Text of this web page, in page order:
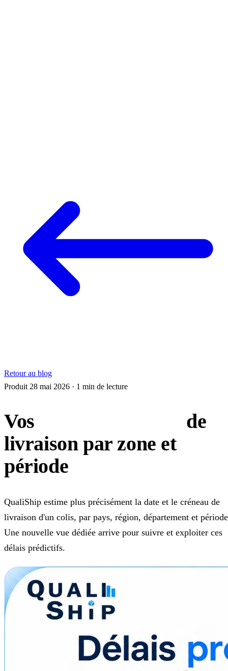
Retour au blog
Produit 28 mai 2026 · 1 min de lecture
Vos
de
livraison par zone et
période
QualiShip estime plus précisément la date et le créneau de
livraison d'un colis, par pays, région, département et
Une nouvelle vue dédiée arrive pour suivre et exploiter ces
délais prédictifs.